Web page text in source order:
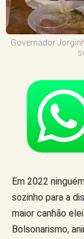
Governador
Em 2022
sozinho para a
maior canhão
Bolsonarismo,